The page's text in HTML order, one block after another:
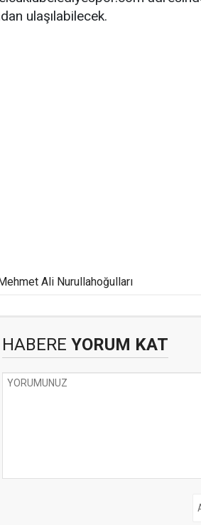
ulaşılabilecek.
Ali Nurullahoğulları
HABERE YORUM KAT